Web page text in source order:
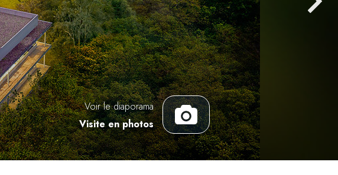
L’échelle des tons émotionnels
Réponses aux drogues
Les enfants
Des outils pour le monde du travail
L’éthique et les conditions
La raison de l’oppression
Les investigations
Voir le diaporama
Visite en photos